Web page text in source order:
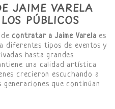
JAIME VARELA
PÚBLICOS
contratar a Jaime Varela es
diferentes tipos de eventos y
hasta grandes
una calidad artística
crecieron escuchando a
generaciones que continúan